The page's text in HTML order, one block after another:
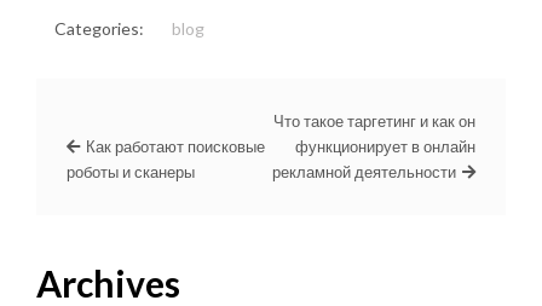
Categories: blog
Как работают поисковые
роботы и сканеры
Что такое таргетинг и как он
функционирует в онлайн
рекламной деятельности
Archives